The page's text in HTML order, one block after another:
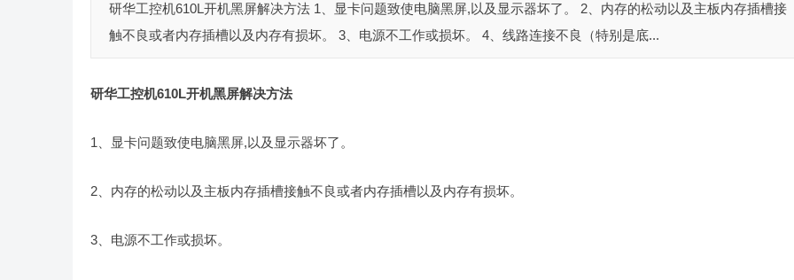
研华工控机610L开机黑屏解决方法 1、显卡问题致使电脑黑屏,以及显示器坏了。 2、内存的松动以及主板内存插槽接
触不良或者内存插槽以及内存有损坏。 3、电源不工作或损坏。 4、线路连接不良（特别是底...
研华工控机610L开机黑屏解决方法
1、显卡问题致使电脑黑屏,以及显示器坏了。
2、内存的松动以及主板内存插槽接触不良或者内存插槽以及内存有损坏。
3、电源不工作或损坏。